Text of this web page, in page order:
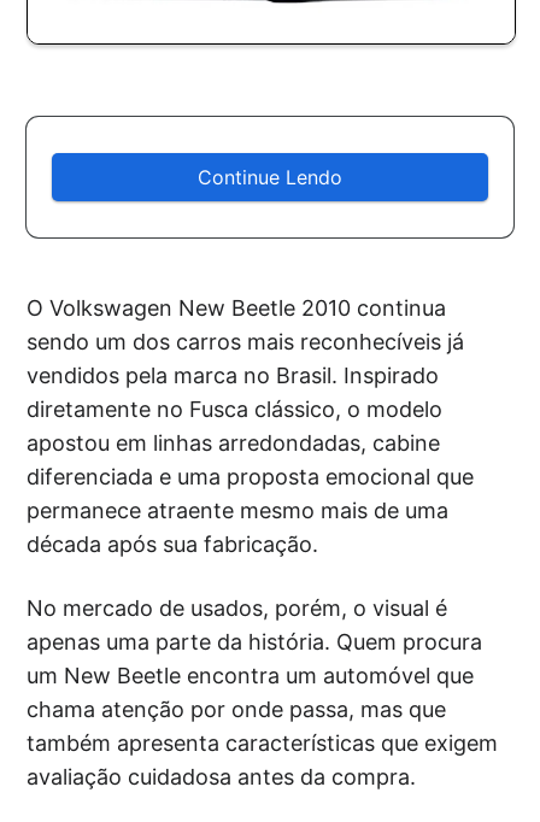
Continue Lendo
O Volkswagen New Beetle 2010 continua
sendo um dos carros mais reconhecíveis já
vendidos pela marca no Brasil. Inspirado
diretamente no Fusca clássico, o modelo
apostou em linhas arredondadas, cabine
diferenciada e uma proposta emocional que
permanece atraente mesmo mais de uma
década após sua fabricação.
No mercado de usados, porém, o visual é
apenas uma parte da história. Quem procura
um New Beetle encontra um automóvel que
chama atenção por onde passa, mas que
também apresenta características que exigem
avaliação cuidadosa antes da compra.